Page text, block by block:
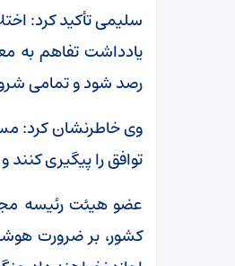
سلیمی تأکید کرد:
یادداشت تفاهم به
رصد شود و تمامی
وی خاطرنشان کرد:
توافق را پیگیری
عضو هیئت رئیسه
کشور، بر ضرورت